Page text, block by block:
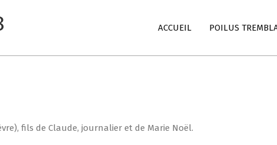
ACCUEIL POILUS
fils de Claude, journalier et de Marie Noël.